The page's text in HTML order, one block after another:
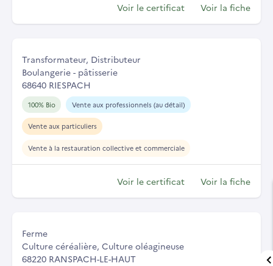
Voir le certificat Voir la fiche
Transformateur, Distributeur
Boulangerie - pâtisserie
68640 RIESPACH
100% Bio Vente aux professionnels (au détail)
Vente aux particuliers
Vente à la restauration collective et commerciale
Voir le certificat Voir la fiche
Ferme
Culture céréalière, Culture oléagineuse
68220 RANSPACH-LE-HAUT